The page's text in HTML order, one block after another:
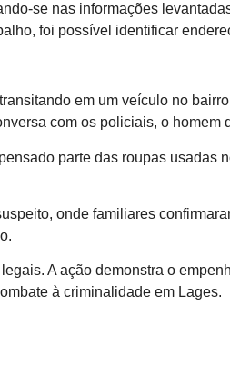
se nas informações
foi possível identificar
em um veículo no
com os policiais, o homem
parte das roupas
onde familiares
A ação demonstra o
à criminalidade em Lages.